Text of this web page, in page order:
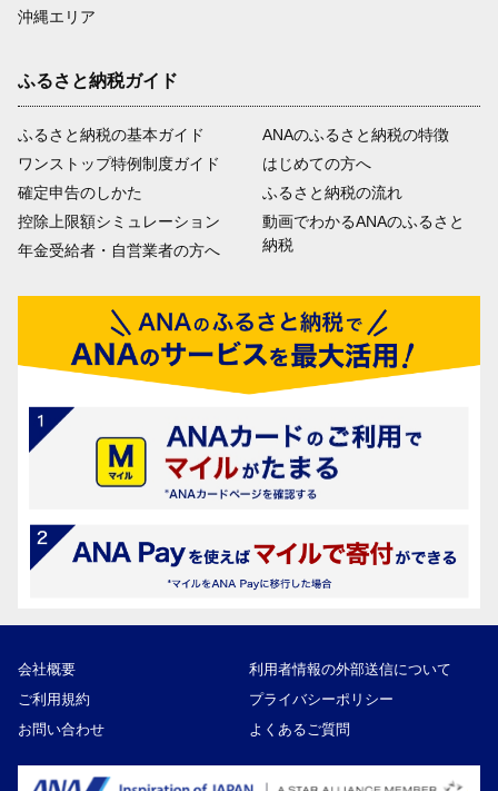
沖縄エリア
ふるさと納税ガイド
ふるさと納税の基本ガイド
ワンストップ特例制度ガイド
確定申告のしかた
控除上限額シミュレーション
年金受給者・自営業者の方へ
ANAのふるさと納税の特徴
はじめての方へ
ふるさと納税の流れ
動画でわかるANAのふるさと
納税
会社概要
利用者情報の外部送信について
ご利用規約
プライバシーポリシー
お問い合わせ
よくあるご質問